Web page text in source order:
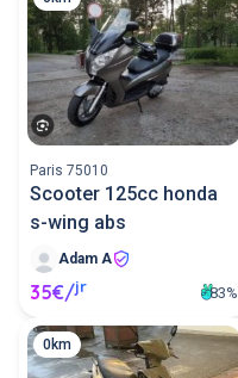
Paris 75010
Scooter 125cc honda
s-wing abs
Adam A
35€/jr 83%
0km